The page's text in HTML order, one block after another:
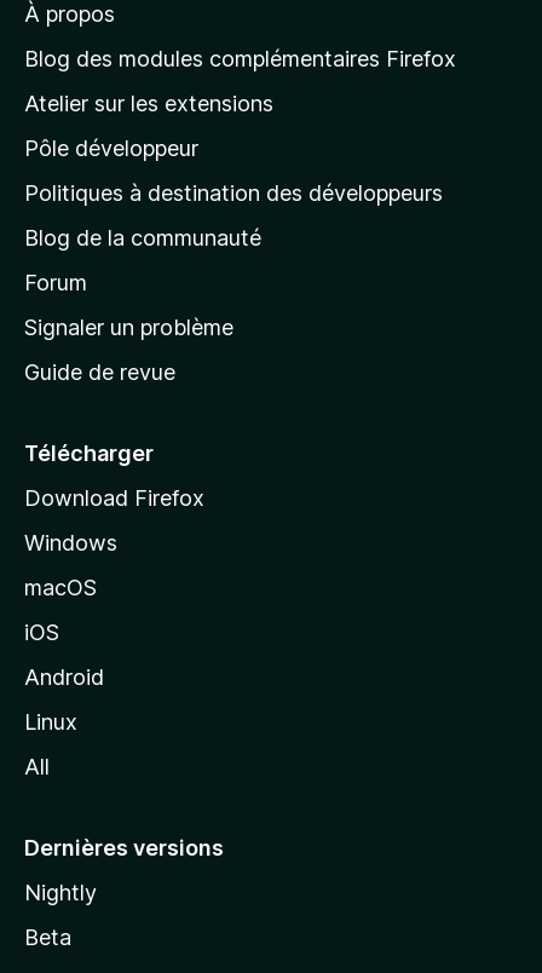
à
l
p
a
g
d
a
c
e
l
d
o
z
l
À propos
Blog des modules complémentaires Firefox
Atelier sur les extensions
Pôle développeur
Politiques à destination des développeurs
Blog de la communauté
Forum
Signaler un problème
Guide de revue
Télécharger
Download Firefox
Windows
macOS
iOS
Android
Linux
All
Dernières versions
Nightly
Beta